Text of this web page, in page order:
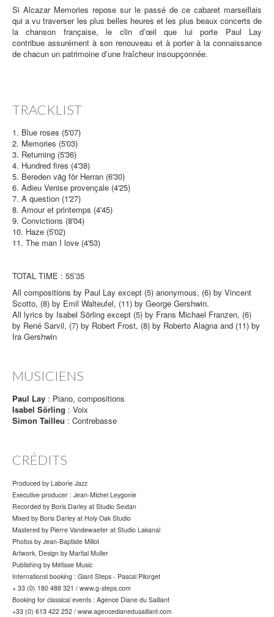
Si Alcazar Memories repose sur le passé de ce cabaret marseillais
qui a vu traverser les plus belles heures et les plus beaux concerts de
la chanson française, le clin d’œil que lui porte Paul Lay
contribue assurément à son renouveau et à porter à la connaissance
de chacun un patrimoine d’une fraîcheur insoupçonnée.
TRACKLIST
1. Blue roses (5'07)
2. Memories (5'03)
3. Returning (5'36)
4. Hundred fires (4'38)
5. Bereden väg för Herran (6'30)
6. Adieu Venise provençale (4'25)
7. A question (1'27)
8. Amour et printemps (4'45)
9. Convictions (8'04)
10. Haze (5'02)
11. The man I love (4'53)
TOTAL TIME : 55’35
All compositions by Paul Lay except (5) anonymous, (6) by Vincent
Scotto, (8) by Emil Walteufel, (11) by George Gershwin.
All lyrics by Isabel Sörling except (5) by Frans Michael Franzen, (6)
by René Sarvil, (7) by Robert Frost, (8) by Roberto Alagna and (11) by
Ira Gershwin
MUSICIENS
Paul Lay : Piano, compositions
Isabel Sörling : Voix
Simon Tailleu : Contrebasse
CRÉDITS
Produced by Laborie Jazz
Executive producer : Jean-Michel Leygonie
Recorded by Boris Darley at Studio Sextan
Mixed by Boris Darley at Holy Oak Studio
Mastered by Pierre Vandewaeter at Studio Lakanal
Photos by Jean-Baptiste Millot
Artwork, Design by Martial Muller
Publishing by Métisse Music
Internationsl booking : Giant Steps - Pascal Pilorget
+ 33 (0) 180 488 321 / www.g-steps.com
Booking for classical events : Agence Diane du Saillant
+33 (0) 613 422 252 / www.agencedianedusaillant.com